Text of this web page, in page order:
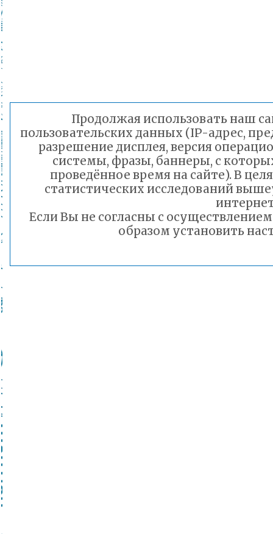
Продолжая использовать наш
пользовательских данных (IP-адрес,
разрешение дисплея, версия
системы, фразы, баннеры, с
проведённое время на сайте). В
статистических исследований
Если Вы не согласны с
образом установить